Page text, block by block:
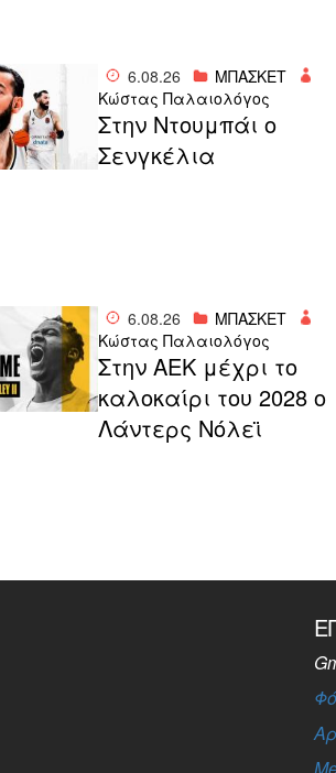
6.08.26
ΜΠΑΣΚΕΤ
Κώστας Παλαιολόγος
Στην Ντουμπάι ο
Σενγκέλια
6.08.26
ΜΠΑΣΚΕΤ
Κώστας Παλαιολόγος
Στην ΑΕΚ μέχρι το
καλοκαίρι του 2028 ο
Λάντερς Νόλεϊ